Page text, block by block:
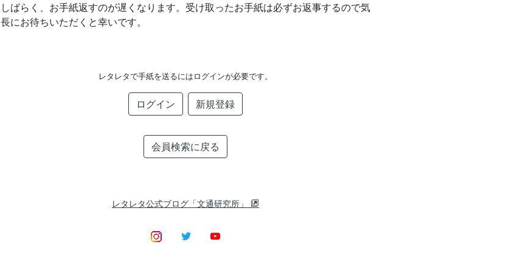
しばらく、お手紙返すのが遅くなります。受け取ったお手紙は必ずお返事するので気
長にお待ちいただくと幸いです。
レタレタで手紙を送るにはログインが必要です。
ログイン 新規登録
会員検索に戻る
レタレタ公式ブログ「文通研究所」